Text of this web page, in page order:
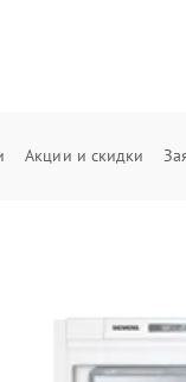
Акции и скидки